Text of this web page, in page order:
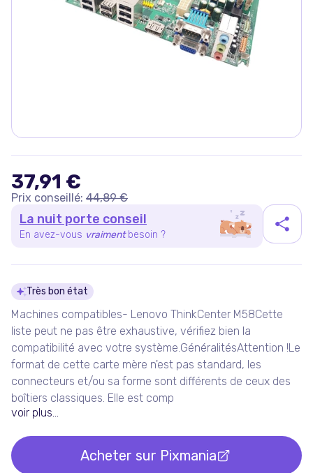
37,91 €
Prix conseillé: 44,89 €
La nuit porte conseil
En avez-vous vraiment besoin ?
Détails du produit
Très bon état
Machines compatibles- Lenovo ThinkCenter M58Cette
liste peut ne pas être exhaustive, vérifiez bien la
compatibilité avec votre système.GénéralitésAttention !Le
format de cette carte mère n'est pas standard, les
connecteurs et/ou sa forme sont différents de ceux des
boîtiers classiques. Elle est comp
voir plus...
Acheter sur Pixmania